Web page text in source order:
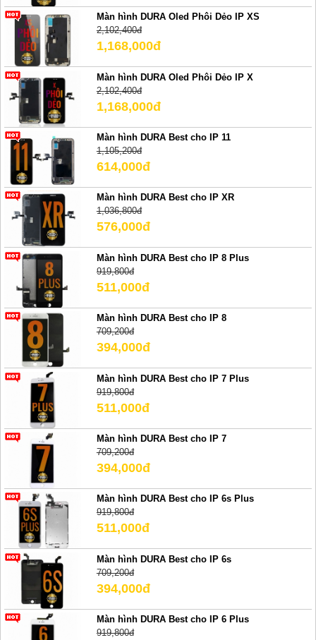
Màn hình DURA Oled Phôi Dẻo IP XS
2,102,400đ
1,168,000đ
Màn hình DURA Oled Phôi Dẻo IP X
2,102,400đ
1,168,000đ
Màn hình DURA Best cho IP 11
1,105,200đ
614,000đ
Màn hình DURA Best cho IP XR
1,036,800đ
576,000đ
Màn hình DURA Best cho IP 8 Plus
919,800đ
511,000đ
Màn hình DURA Best cho IP 8
709,200đ
394,000đ
Màn hình DURA Best cho IP 7 Plus
919,800đ
511,000đ
Màn hình DURA Best cho IP 7
709,200đ
394,000đ
Màn hình DURA Best cho IP 6s Plus
919,800đ
511,000đ
Màn hình DURA Best cho IP 6s
709,200đ
394,000đ
Màn hình DURA Best cho IP 6 Plus
919,800đ